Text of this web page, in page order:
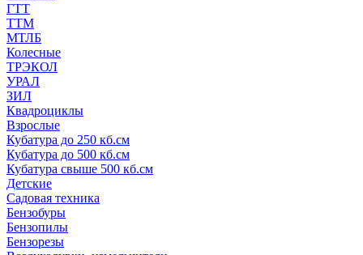
ГТТ
ТТМ
МТЛБ
Колесные
ТРЭКОЛ
УРАЛ
ЗИЛ
Квадроциклы
Взрослые
Кубатура до 250 кб.см
Кубатура до 500 кб.см
Кубатура свыше 500 кб.см
Детские
Садовая техника
Бензобуры
Бензопилы
Бензорезы